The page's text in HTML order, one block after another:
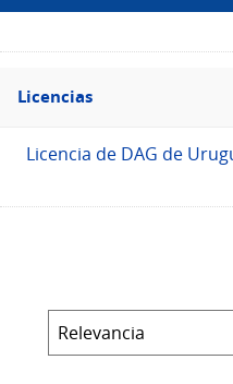
Filtro
Licencias
Licencias
Licencia de DAG de